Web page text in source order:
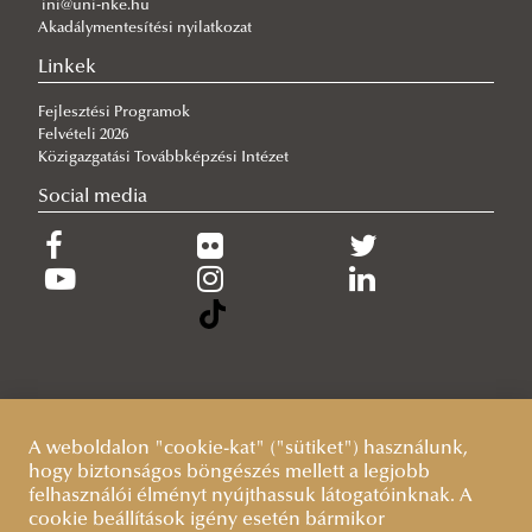
2026/07/29
A gyermek mindenek felett
ini@uni-nke.hu
Akadálymentesítési nyilatkozat
Linkek
Fejlesztési Programok
Felvételi 2026
Közigazgatási Továbbképzési Intézet
Social media
A weboldalon "cookie-kat" ("sütiket") használunk,
hogy biztonságos böngészés mellett a legjobb
felhasználói élményt nyújthassuk látogatóinknak. A
cookie beállítások igény esetén bármikor